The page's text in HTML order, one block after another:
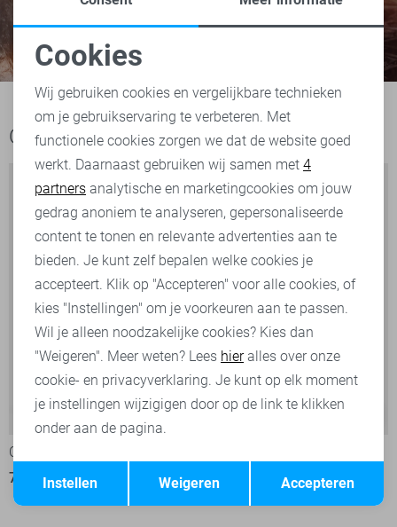
Ook het bekijken waard
-25%
Cast Iron Korte broek
75,00 99,99
Valver
70,00
99,99
Noodzakelijke cookies
Personalisatie cookies
Analytische cookies
Marketing cookies
Terug Opslaan
Cookies
Wij gebruiken cookies en vergelijkbare technieken
om je gebruikservaring te verbeteren. Met
functionele cookies zorgen we dat de website goed
werkt. Daarnaast gebruiken wij samen met 4
partners analytische en marketingcookies om jouw
gedrag anoniem te analyseren, gepersonaliseerde
content te tonen en relevante advertenties aan te
bieden. Je kunt zelf bepalen welke cookies je
accepteert. Klik op "Accepteren" voor alle cookies, of
kies "Instellingen" om je voorkeuren aan te passen.
Wil je alleen noodzakelijke cookies? Kies dan
"Weigeren". Meer weten? Lees hieralles over onze
cookie- en privacyverklaring. Je kunt op elk moment
je instellingen wijzigigen door op de link te klikken
onder aan de pagina.
Accepteren
Weigeren
Instellen